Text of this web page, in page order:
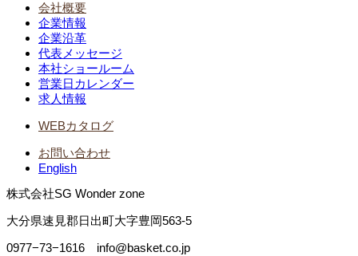
会社概要
企業情報
企業沿革
代表メッセージ
本社ショールーム
営業日カレンダー
求人情報
WEBカタログ
お問い合わせ
English
株式会社SG Wonder zone
大分県速見郡日出町大字豊岡563-5
0977−73−1616 info@basket.co.jp